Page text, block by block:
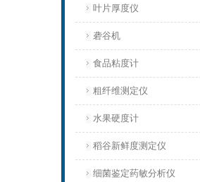
叶片厚度仪
砻谷机
食品粘度计
粗纤维测定仪
水果硬度计
稻谷新鲜度测定仪
细菌鉴定药敏分析仪